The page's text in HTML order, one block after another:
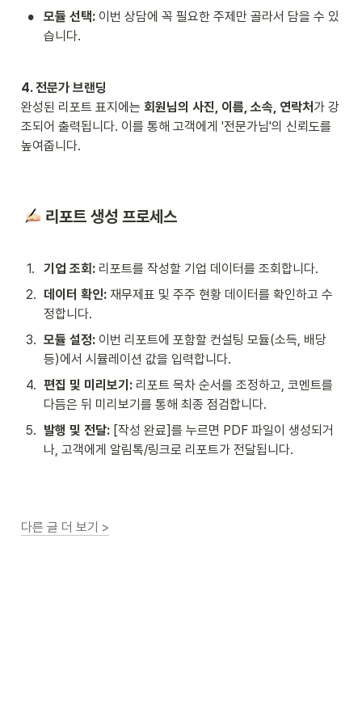
• 모듈 선택: 이번 상담에 꼭 필요한 주제만 골라서 담을 수 있
습니다.
4. 전문가 브랜딩
완성된 리포트 표지에는 회원님의 사진, 이름, 소속, 연락처 가 강
조되어 출력됩니다. 이를 통해 고객에게 '전문가님'의 신뢰도를
높여줍니다.
리포트 생성 프로세스
1. 기업 조회: 리포트를 작성할 기업 데이터를 조회합니다.
2. 데이터 확인: 재무제표 및 주주 현황 데이터를 확인하고 수
정합니다.
3. 모듈 설정: 이번 리포트에 포함할 컨설팅 모듈(소득, 배당
등)에서 시뮬레이션 값을 입력합니다.
4. 편집 및 미리보기: 리포트 목차 순서를 조정하고, 코멘트를
다듬은 뒤 미리보기를 통해 최종 점검합니다.
5. 발행 및 전달: [작성 완료]를 누르면 PDF 파일이 생성되거
나, 고객에게 알림톡/링크로 리포트가 전달됩니다.
다른 글 더 보기 >